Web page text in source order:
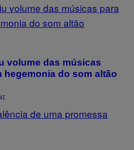
volume das músicas
hegemonia do som altão